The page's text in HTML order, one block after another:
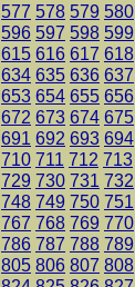
577 578 579 580
596 597 598 599
615 616 617 618
634 635 636 637
653 654 655 656
672 673 674 675
691 692 693 694
710 711 712 713
729 730 731 732
748 749 750 751
767 768 769 770
786 787 788 789
805 806 807 808